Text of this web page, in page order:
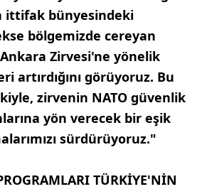
ittifak bünyesindeki
bölgemizde cereyan
Zirvesi'ne yönelik
artırdığını görüyoruz. Bu
zirvenin NATO güvenlik
yön verecek bir eşik
sürdürüyoruz."
TÜRKİYE'NİN